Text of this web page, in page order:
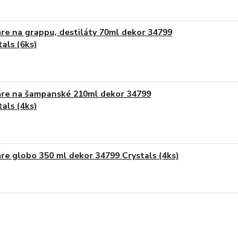
na grappu, destiláty 70ml dekor 34799
(6ks)
na šampanské 210ml dekor 34799
(4ks)
globo 350 ml dekor 34799 Crystals (4ks)